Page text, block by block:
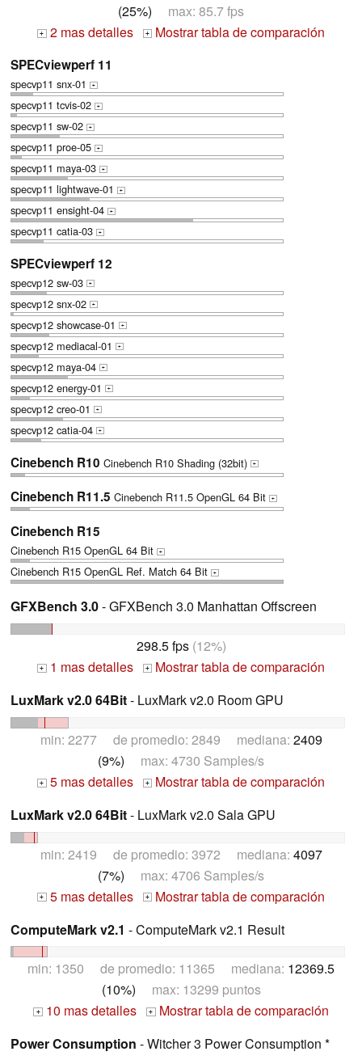
(25%) max: 85.7 fps
+ 2 mas detalles + Mostrar tabla de comparación
SPECviewperf 11
specvp11 snx-01 +
specvp11 tcvis-02 +
specvp11 sw-02 +
specvp11 proe-05 +
specvp11 maya-03 +
specvp11 lightwave-01 +
specvp11 ensight-04 +
specvp11 catia-03 +
SPECviewperf 12
specvp12 sw-03 +
specvp12 snx-02 +
specvp12 showcase-01 +
specvp12 mediacal-01 +
specvp12 maya-04 +
specvp12 energy-01 +
specvp12 creo-01 +
specvp12 catia-04 +
Cinebench R10 Cinebench R10 Shading (32bit) +
Cinebench R11.5 Cinebench R11.5 OpenGL 64 Bit +
Cinebench R15
Cinebench R15 OpenGL 64 Bit +
Cinebench R15 OpenGL Ref. Match 64 Bit +
GFXBench 3.0- GFXBench 3.0 Manhattan Offscreen
298.5 fps(12%)
+ 1 mas detalles +
Mostrar tabla de comparación
LuxMark v2.0 64Bit- LuxMark v2.0 Room GPU
min: 2277 de promedio: 2849 mediana: 2409
(9%) max: 4730 Samples/s
+ 5 mas detalles +
Mostrar tabla de comparación
LuxMark v2.0 64Bit- LuxMark v2.0 Sala GPU
min: 2419 de promedio: 3972 mediana: 4097
(7%) max: 4706 Samples/s
+ 5 mas detalles +
Mostrar tabla de comparación
ComputeMark v2.1 - ComputeMark v2.1 Result
min: 1350 de promedio: 11365 mediana: 12369.5
(10%) max: 13299 puntos
+ 10 mas detalles + Mostrar tabla de comparación
Power Consumption - Witcher 3 Power Consumption *